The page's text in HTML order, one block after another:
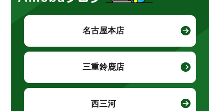
名古屋本店
三重鈴鹿店
西三河